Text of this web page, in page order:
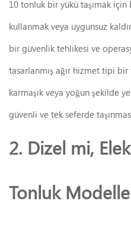
10 tonluk bir yükü taşımak
kullanmak veya uygunsuz
bir güvenlik tehlikesi ve
tasarlanmış ağır hizmet tipi
karmaşık veya yoğun şekilde
güvenli ve tek seferde
2. Dizel mi,
Tonluk